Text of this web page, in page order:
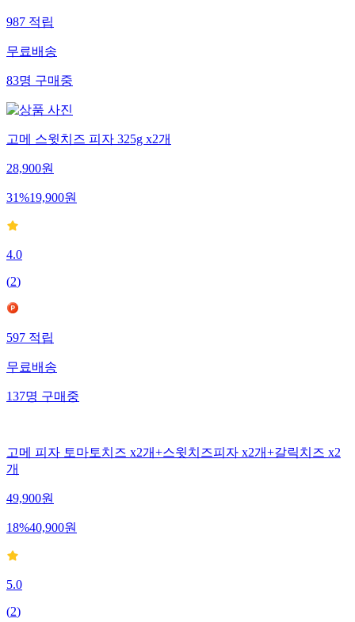
987적립
무료배송
83명구매중
고메 스윗치즈 피자 325g x2개
28,900원
31%19,900원
4.0
(2)
597적립
무료배송
137명구매중
고메 피자 토마토치즈 x2개+스윗치즈피자 x2개+갈릭치즈 x2
개
49,900원
18%40,900원
5.0
(2)